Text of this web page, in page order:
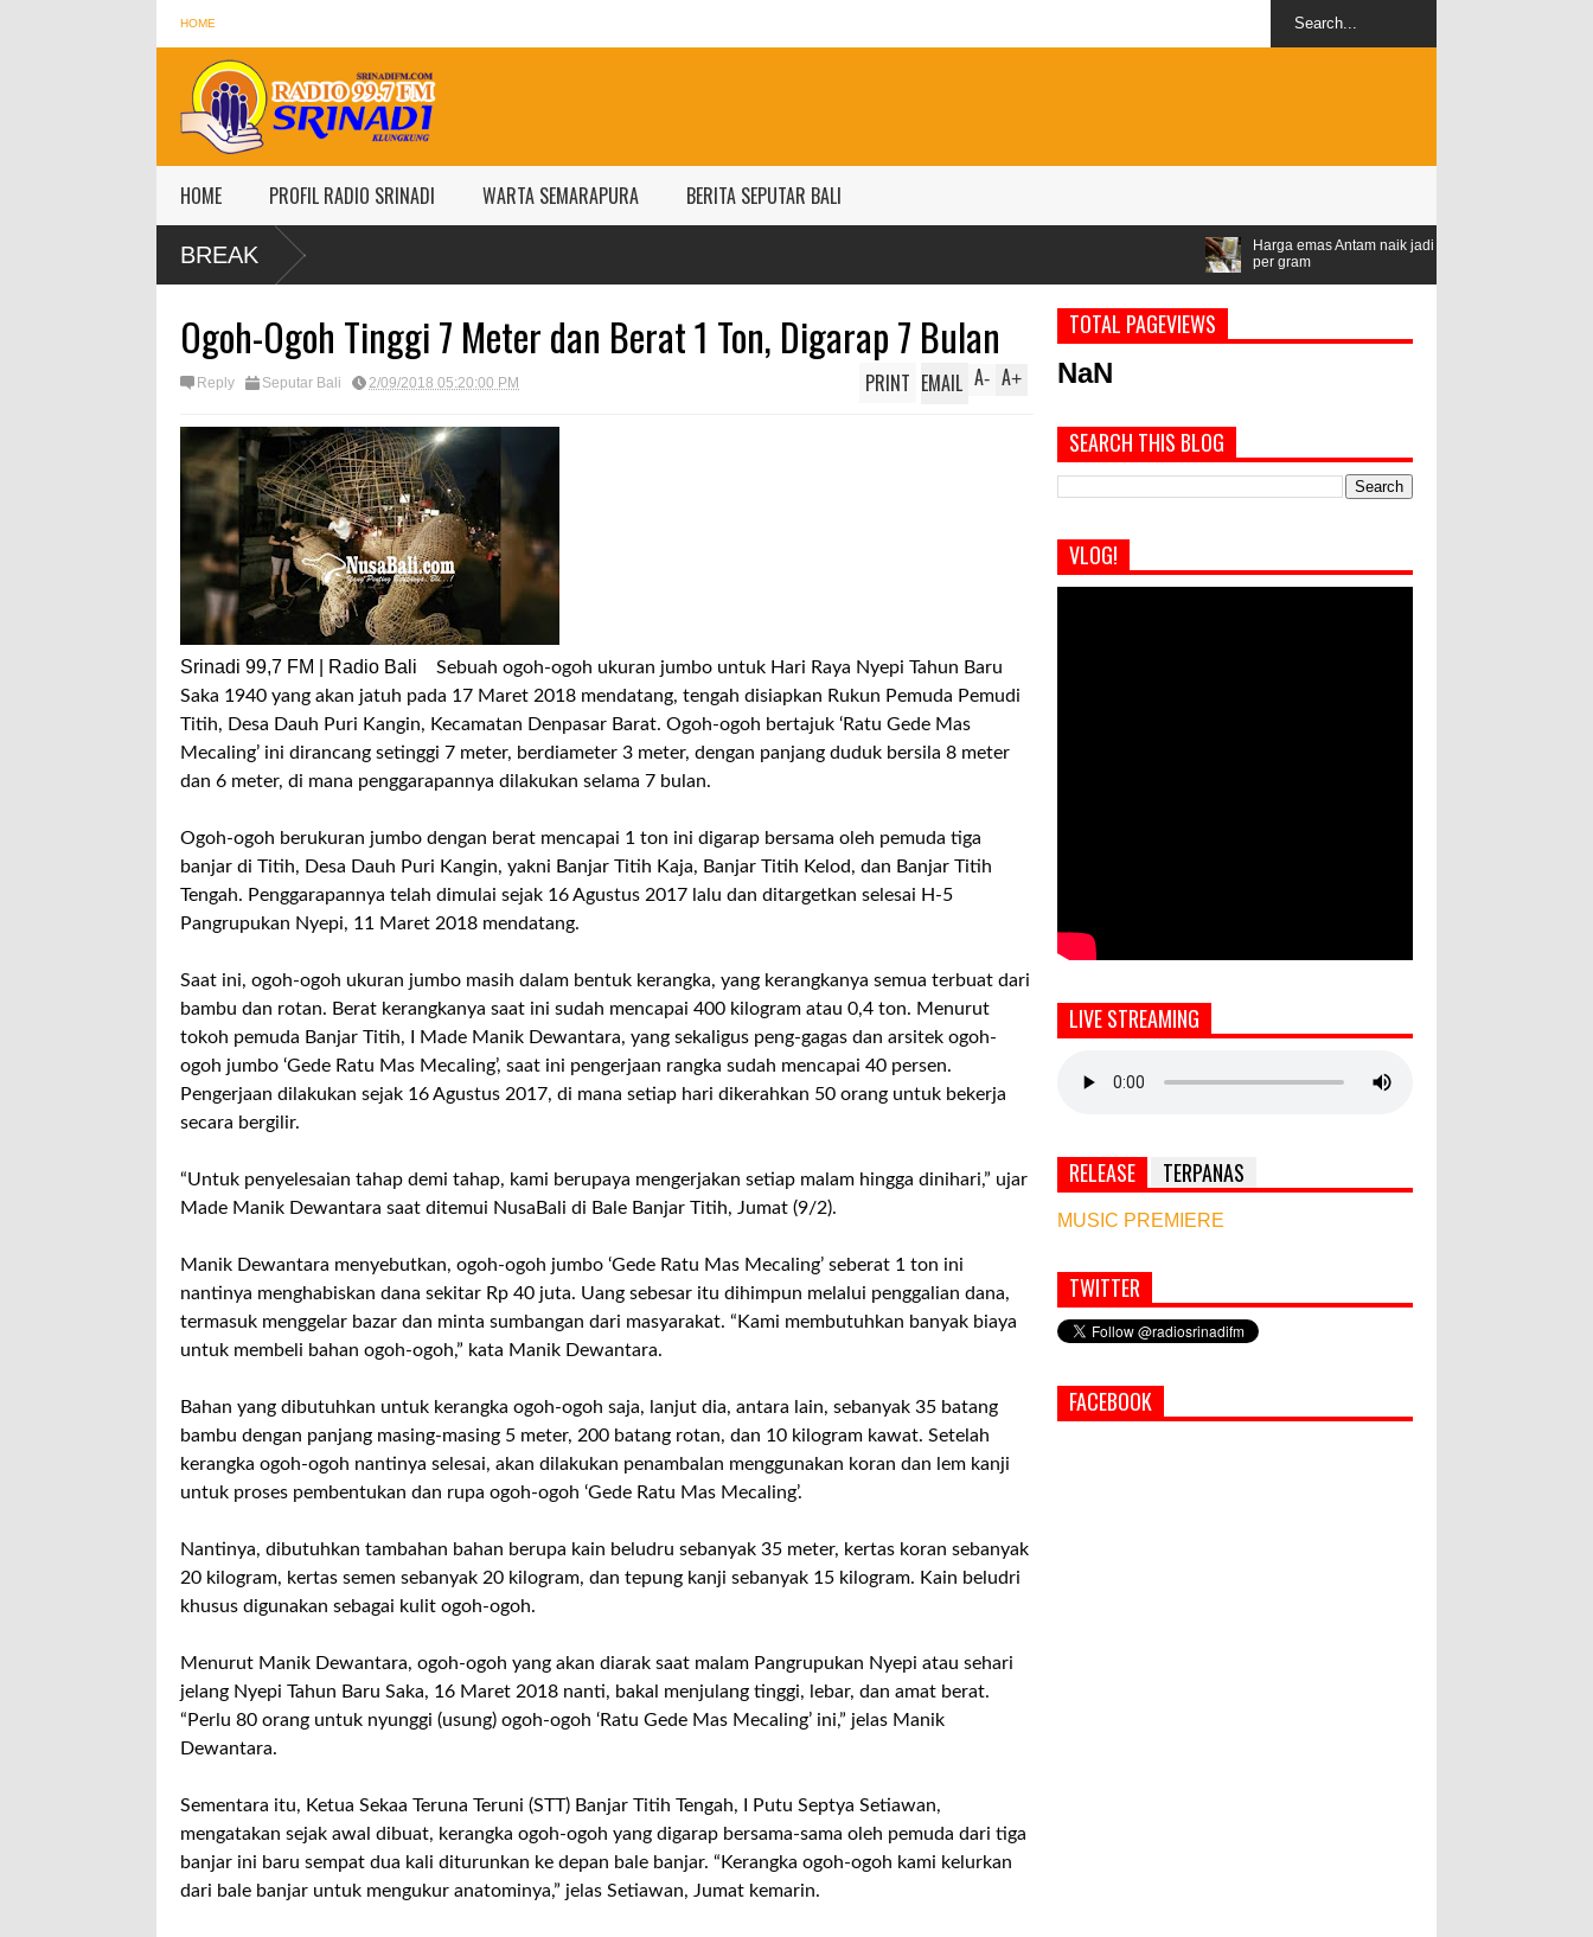
HOME
HOME PROFIL RADIO SRINADI WARTA SEMARAPURA BERITA SEPUTAR BALI
BREAK
Harga emas Antam naik jadi Rp1,528 juta
Ogoh-Ogoh Tinggi 7 Meter dan Berat 1 Ton, Digarap 7 Bulan
Reply Seputar Bali 2/09/2018 05:20:00 PM A+
A-
PRINT EMAIL
Srinadi 99,7 FM | Radio Bali Sebuah ogoh-ogoh ukuran jumbo untuk Hari Raya Nyepi Tahun Baru
Saka 1940 yang akan jatuh pada 17 Maret 2018 mendatang, tengah disiapkan Rukun Pemuda Pemudi
Titih, Desa Dauh Puri Kangin, Kecamatan Denpasar Barat. Ogoh-ogoh bertajuk ‘Ratu Gede Mas
Mecaling’ ini dirancang setinggi 7 meter, berdiameter 3 meter, dengan panjang duduk bersila 8 meter
dan 6 meter, di mana penggarapannya dilakukan selama 7 bulan.
Ogoh-ogoh berukuran jumbo dengan berat mencapai 1 ton ini digarap bersama oleh pemuda tiga
banjar di Titih, Desa Dauh Puri Kangin, yakni Banjar Titih Kaja, Banjar Titih Kelod, dan Banjar Titih
Tengah. Penggarapannya telah dimulai sejak 16 Agustus 2017 lalu dan ditargetkan selesai H-5
Pangrupukan Nyepi, 11 Maret 2018 mendatang.
Saat ini, ogoh-ogoh ukuran jumbo masih dalam bentuk kerangka, yang kerangkanya semua terbuat dari
bambu dan rotan. Berat kerangkanya saat ini sudah mencapai 400 kilogram atau 0,4 ton. Menurut
tokoh pemuda Banjar Titih, I Made Manik Dewantara, yang sekaligus peng-gagas dan arsitek ogoh-
ogoh jumbo ‘Gede Ratu Mas Mecaling’, saat ini pengerjaan rangka sudah mencapai 40 persen.
Pengerjaan dilakukan sejak 16 Agustus 2017, di mana setiap hari dikerahkan 50 orang untuk bekerja
secara bergilir.
“Untuk penyelesaian tahap demi tahap, kami berupaya mengerjakan setiap malam hingga dinihari,” ujar
Made Manik Dewantara saat ditemui NusaBali di Bale Banjar Titih, Jumat (9/2).
Manik Dewantara menyebutkan, ogoh-ogoh jumbo ‘Gede Ratu Mas Mecaling’ seberat 1 ton ini
nantinya menghabiskan dana sekitar Rp 40 juta. Uang sebesar itu dihimpun melalui penggalian dana,
termasuk menggelar bazar dan minta sumbangan dari masyarakat. “Kami membutuhkan banyak biaya
untuk membeli bahan ogoh-ogoh,” kata Manik Dewantara.
Bahan yang dibutuhkan untuk kerangka ogoh-ogoh saja, lanjut dia, antara lain, sebanyak 35 batang
bambu dengan panjang masing-masing 5 meter, 200 batang rotan, dan 10 kilogram kawat. Setelah
kerangka ogoh-ogoh nantinya selesai, akan dilakukan penambalan menggunakan koran dan lem kanji
untuk proses pembentukan dan rupa ogoh-ogoh ‘Gede Ratu Mas Mecaling’.
Nantinya, dibutuhkan tambahan bahan berupa kain beludru sebanyak 35 meter, kertas koran sebanyak
20 kilogram, kertas semen sebanyak 20 kilogram, dan tepung kanji sebanyak 15 kilogram. Kain beludri
khusus digunakan sebagai kulit ogoh-ogoh.
Menurut Manik Dewantara, ogoh-ogoh yang akan diarak saat malam Pangrupukan Nyepi atau sehari
jelang Nyepi Tahun Baru Saka, 16 Maret 2018 nanti, bakal menjulang tinggi, lebar, dan amat berat.
“Perlu 80 orang untuk nyunggi (usung) ogoh-ogoh ‘Ratu Gede Mas Mecaling’ ini,” jelas Manik
Dewantara.
Sementara itu, Ketua Sekaa Teruna Teruni (STT) Banjar Titih Tengah, I Putu Septya Setiawan,
mengatakan sejak awal dibuat, kerangka ogoh-ogoh yang digarap bersama-sama oleh pemuda dari tiga
banjar ini baru sempat dua kali diturunkan ke depan bale banjar. “Kerangka ogoh-ogoh kami kelurkan
dari bale banjar untuk mengukur anatominya,” jelas Setiawan, Jumat kemarin.
TOTAL PAGEVIEWS
NaN
SEARCH THIS BLOG
VLOG!
LIVE STREAMING
RELEASE TERPANAS
MUSIC PREMIERE
TWITTER
FACEBOOK